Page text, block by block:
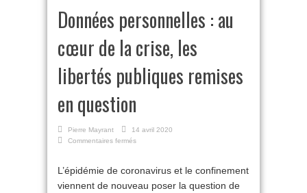
Données personnelles : au
cœur de la crise, les
libertés publiques remises
en question
Pierre Mayrant
14 avril 2020
Commentaires fermés
:
au
L’épidémie de coronavirus et le confinement
viennent de nouveau poser la question de